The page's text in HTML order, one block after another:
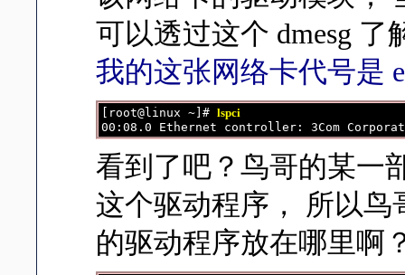
可以透过这个 dmesg
我的这张网络卡代号是
[root@linux ~]# lspci
看到了吧？鸟哥的某一
这个驱动程序， 所以鸟
的驱动程序放在哪里啊